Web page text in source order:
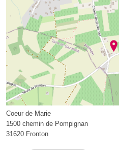
Coeur de Marie
1500 chemin de Pompignan
31620 Fronton